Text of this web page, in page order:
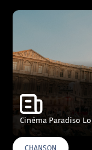
Cinéma Paradiso